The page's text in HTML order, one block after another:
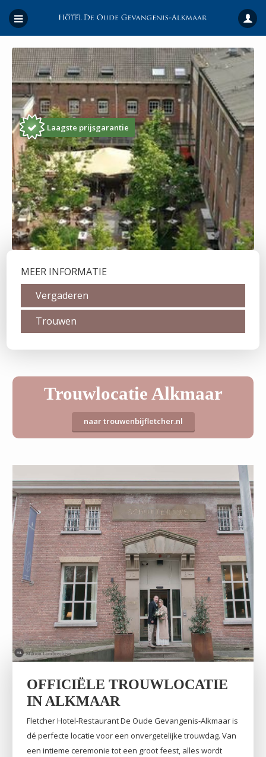
Laagste prijsgarantie
MEER INFORMATIE
Vergaderen
Trouwen
Trouwlocatie Alkmaar
naar trouwenbijfletcher.nl
OFFICIËLE TROUWLOCATIE
IN ALKMAAR
Fletcher Hotel-Restaurant De Oude Gevangenis-Alkmaar is
dé perfecte locatie voor een onvergetelijke trouwdag. Van
een intieme ceremonie tot een groot feest, alles wordt